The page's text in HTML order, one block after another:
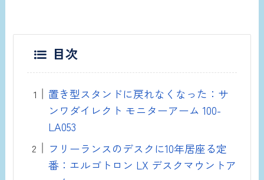
目次
置き型スタンドに戻れなくなった：サ
ンワダイレクト モニターアーム 100-
LA053
フリーランスのデスクに10年居座る定
番：エルゴトロン LX デスクマウントア